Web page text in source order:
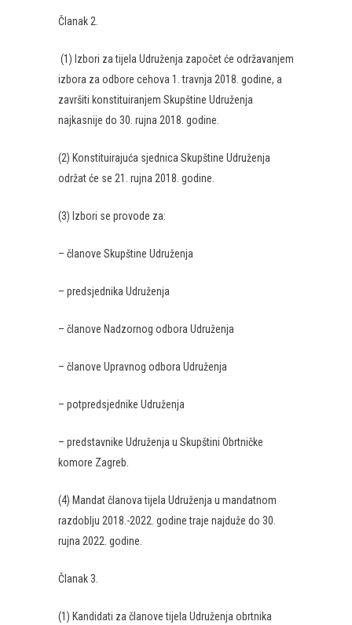
Članak 2.
(1) Izbori za tijela Udruženja započet će održavanjem
izbora za odbore cehova 1. travnja 2018. godine, a
završiti konstituiranjem Skupštine Udruženja
najkasnije do 30. rujna 2018. godine.
(2) Konstituirajuća sjednica Skupštine Udruženja
održat će se 21. rujna 2018. godine.
(3) Izbori se provode za:
– članove Skupštine Udruženja
– predsjednika Udruženja
– članove Nadzornog odbora Udruženja
– članove Upravnog odbora Udruženja
– potpredsjednike Udruženja
– predstavnike Udruženja u Skupštini Obrtničke
komore Zagreb.
(4) Mandat članova tijela Udruženja u mandatnom
razdoblju 2018.-2022. godine traje najduže do 30.
rujna 2022. godine.
Članak 3.
(1) Kandidati za članove tijela Udruženja obrtnika